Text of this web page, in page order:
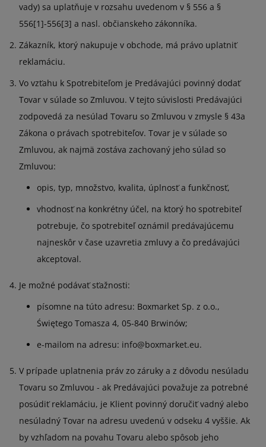
vady) sa uplatňuje v rozsahu uvedenom v § 556 a §
556[1]-556[3] a nasl. občianskeho zákonníka.
Zákazník, ktorý nakupuje v obchode, má právo uplatniť
reklamáciu.
Vo vzťahu k Spotrebiteľom je Predávajúci povinný dodať
Tovar v súlade so Zmluvou. V tejto súvislosti Predávajúci
zodpovedá za nesúlad Tovaru so Zmluvou v zmysle § 43a
Zákona o právach spotrebiteľov. Tovar je v súlade so
Zmluvou, ak najmä zostáva zachovaný jeho súlad so
Zmluvou:
opis, typ, množstvo, kvalita, úplnosť a funkčnosť,
vhodnosť na konkrétny účel, na ktorý ho spotrebiteľ
potrebuje, čo spotrebiteľ oznámil predávajúcemu
najneskôr v čase uzavretia zmluvy a čo predávajúci
akceptoval.
Je možné podávať sťažnosti:
písomne na túto adresu: Boxmarket Sp. z o.o.,
Świętego Tomasza 4, 05-840 Brwinów;
e-mailom na adresu: info@boxmarket.eu.
V prípade uplatnenia práv zo záruky a z dôvodu nesúladu
Tovaru so Zmluvou - ak Predávajúci považuje za potrebné
posúdiť reklamáciu, je Klient povinný doručiť vadný alebo
nesúladný Tovar na adresu uvedenú v odseku 4 vyššie. Ak
by vzhľadom na povahu Tovaru alebo spôsob jeho